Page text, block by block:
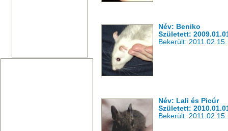
Név: Beniko
Született:
Bekerült: 2011.02.15.
Név: Lali és Picúr
Született:
Bekerült: 2011.02.15.